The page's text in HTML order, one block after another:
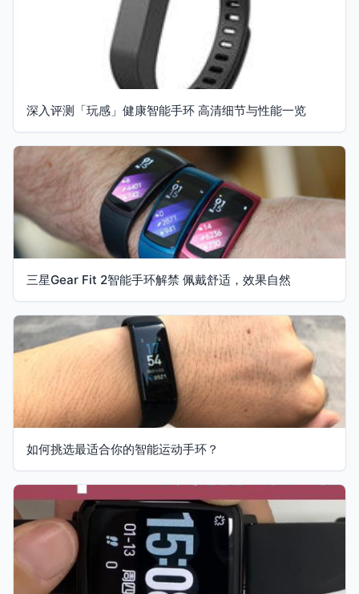
深入评测「玩感」健康智能手环 高清细节与性能一览
三星Gear Fit 2智能手环解禁 佩戴舒适，效果自然
如何挑选最适合你的智能运动手环？